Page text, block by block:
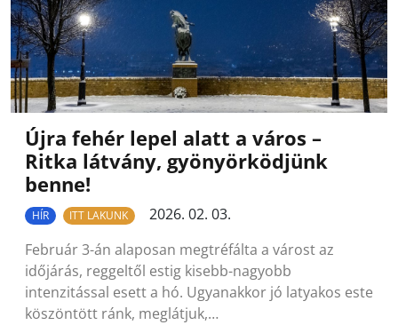
Újra fehér lepel alatt a város –
Ritka látvány, gyönyörködjünk
benne!
HÍR ITT LAKUNK
2026. 02. 03.
Február 3-án alaposan megtréfálta a várost az
időjárás, reggeltől estig kisebb-nagyobb
intenzitással esett a hó. Ugyanakkor jó latyakos este
köszöntött ránk, meglátjuk,…